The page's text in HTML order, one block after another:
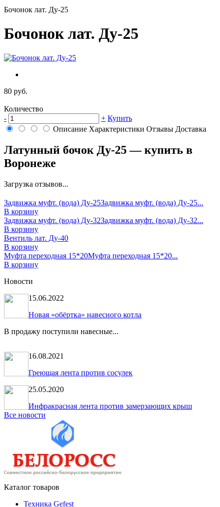
Бочонок лат. Ду-25
Бочонок лат. Ду-25
80 руб.
Количество
-
+ Купить
Описание Характеристики Отзывы Доставка
Латунный бочок Ду-25 — купить в
Воронеже
Загрузка отзывов...
Задвижка муфт. (вода) Ду-25Задвижка муфт. (вода) Ду-25...
В корзину
Задвижка муфт. (вода) Ду-32Задвижка муфт. (вода) Ду-32...
В корзину
Вентиль лат. Ду-40
В корзину
Муфта переходная 15*20Муфта переходная 15*20...
В корзину
Новости
15.06.2022
Новая «обёртка» навесного котла
В продажу поступили навесные...
16.08.2021
Греющая лента против сосулек
25.05.2020
Инфракрасная лента против замерзающих крыш
Все новости
Каталог товаров
Техника Gefest